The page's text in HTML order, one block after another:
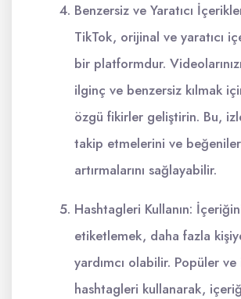
Benzersiz ve Yaratıcı
TikTok, orijinal ve yaratıcı
bir platformdur.
ilginç ve benzersiz kılmak
özgü fikirler geliştirin. Bu,
takip etmelerini ve
artırmalarını sağlayabilir.
Hashtagleri Kullanın:
etiketlemek, daha fazla
yardımcı olabilir. Popüler
hashtagleri kullanarak,